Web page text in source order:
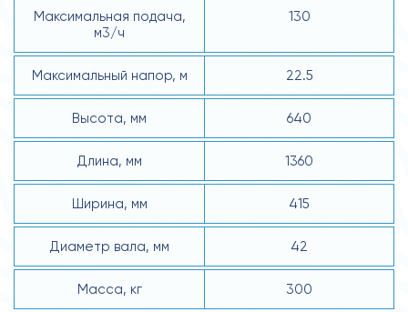
Максимальная подача,
м3/ч
130
Максимальный напор, м 22.5
Высота, мм 640
Длина, мм 1360
Ширина, мм 415
Диаметр вала, мм 42
Масса, кг 300